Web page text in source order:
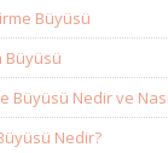
Büyüsü
Büyüsü
Büyüsü Nedir ve
Nedir?